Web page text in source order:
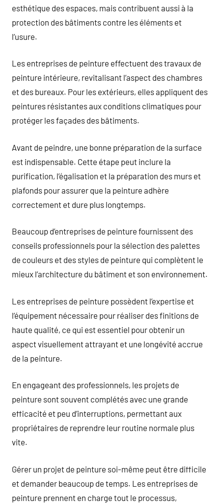
esthétique des espaces, mais contribuent aussi à la
protection des bâtiments contre les éléments et
l’usure.
Les entreprises de peinture effectuent des travaux de
peinture intérieure, revitalisant l’aspect des chambres
et des bureaux. Pour les extérieurs, elles appliquent des
peintures résistantes aux conditions climatiques pour
protéger les façades des bâtiments.
Avant de peindre, une bonne préparation de la surface
est indispensable. Cette étape peut inclure la
purification, l’égalisation et la préparation des murs et
plafonds pour assurer que la peinture adhère
correctement et dure plus longtemps.
Beaucoup d’entreprises de peinture fournissent des
conseils professionnels pour la sélection des palettes
de couleurs et des styles de peinture qui complètent le
mieux l’architecture du bâtiment et son environnement.
Les entreprises de peinture possèdent l’expertise et
l’équipement nécessaire pour réaliser des finitions de
haute qualité, ce qui est essentiel pour obtenir un
aspect visuellement attrayant et une longévité accrue
de la peinture.
En engageant des professionnels, les projets de
peinture sont souvent complétés avec une grande
efficacité et peu d’interruptions, permettant aux
propriétaires de reprendre leur routine normale plus
vite.
Gérer un projet de peinture soi-même peut être difficile
et demander beaucoup de temps. Les entreprises de
peinture prennent en charge tout le processus,